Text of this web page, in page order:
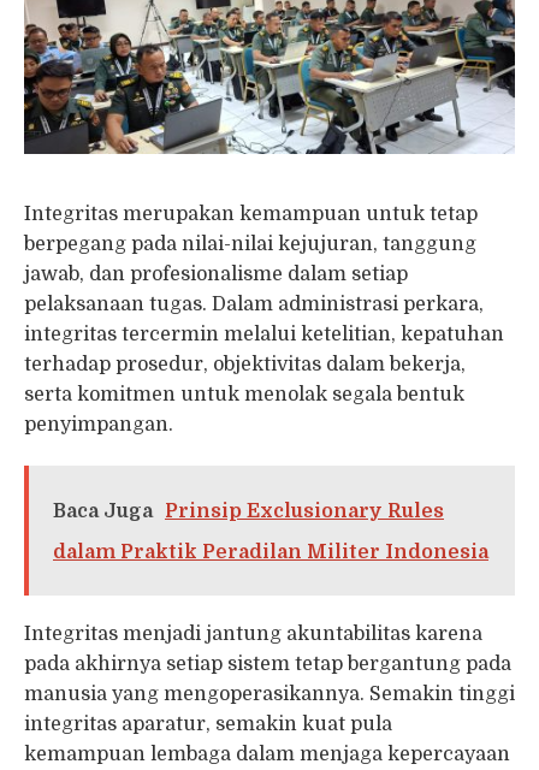
Integritas merupakan kemampuan untuk tetap
berpegang pada nilai-nilai kejujuran, tanggung
jawab, dan profesionalisme dalam setiap
pelaksanaan tugas. Dalam administrasi perkara,
integritas tercermin melalui ketelitian, kepatuhan
terhadap prosedur, objektivitas dalam bekerja,
serta komitmen untuk menolak segala bentuk
penyimpangan.
Baca Juga
Prinsip Exclusionary Rules
dalam Praktik Peradilan Militer Indonesia
Integritas menjadi jantung akuntabilitas karena
pada akhirnya setiap sistem tetap bergantung pada
manusia yang mengoperasikannya. Semakin tinggi
integritas aparatur, semakin kuat pula
kemampuan lembaga dalam menjaga kepercayaan